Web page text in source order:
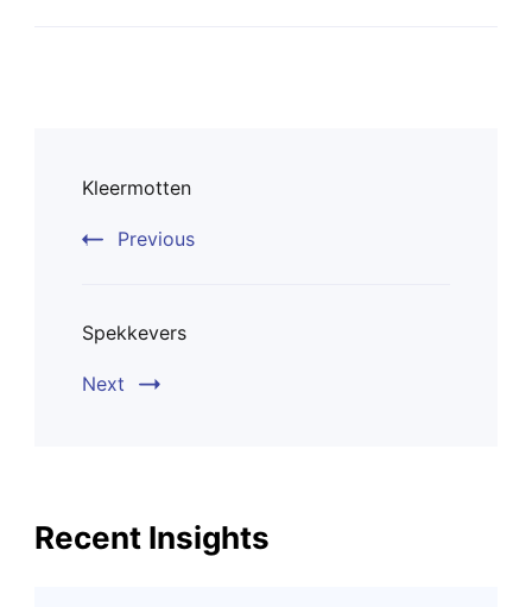
Navigation
Kleermotten
Previous
Spekkevers
Next
Recent Insights